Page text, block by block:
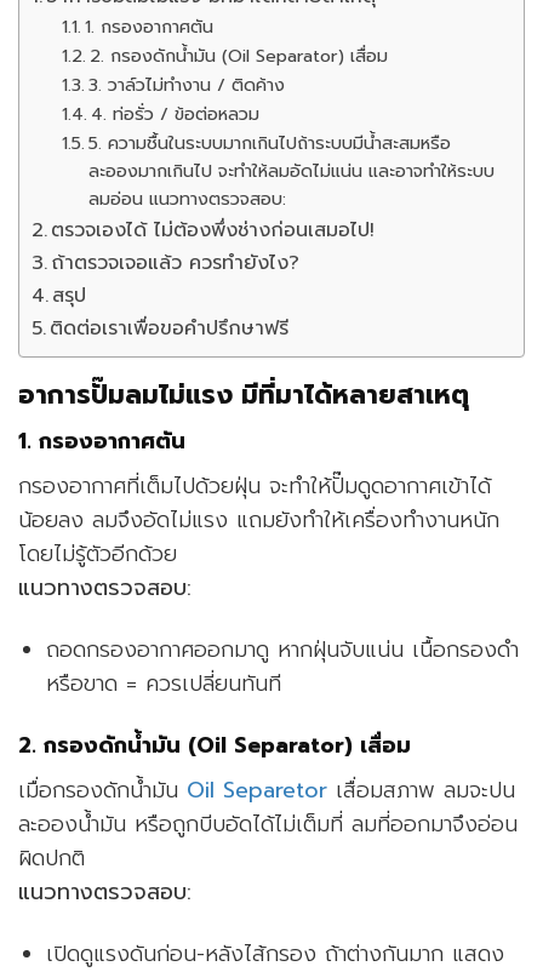
1. กรองอากาศตัน
2. กรองดักน้ำมัน (Oil Separator) เสื่อม
3. วาล์วไม่ทำงาน / ติดค้าง
4. ท่อรั่ว / ข้อต่อหลวม
5. ความชื้นในระบบมากเกินไปถ้าระบบมีน้ำสะสมหรือ
ละอองมากเกินไป จะทำให้ลมอัดไม่แน่น และอาจทำให้ระบบ
ลมอ่อน แนวทางตรวจสอบ:
ตรวจเองได้ ไม่ต้องพึ่งช่างก่อนเสมอไป!
ถ้าตรวจเจอแล้ว ควรทำยังไง?
สรุป
ติดต่อเราเพื่อขอคำปรึกษาฟรี
อาการปั๊มลมไม่แรง มีที่มาได้หลายสาเหตุ
1. กรองอากาศตัน
กรองอากาศที่เต็มไปด้วยฝุ่น จะทำให้ปั๊มดูดอากาศเข้าได้
น้อยลง ลมจึงอัดไม่แรง แถมยังทำให้เครื่องทำงานหนัก
โดยไม่รู้ตัวอีกด้วย
แนวทางตรวจสอบ:
ถอดกรองอากาศออกมาดู หากฝุ่นจับแน่น เนื้อกรองดำ
หรือขาด = ควรเปลี่ยนทันที
2. กรองดักน้ำมัน (Oil Separator) เสื่อม
เมื่อกรองดักน้ำมัน Oil Separetor เสื่อมสภาพ ลมจะปน
ละอองน้ำมัน หรือถูกบีบอัดได้ไม่เต็มที่ ลมที่ออกมาจึงอ่อน
ผิดปกติ
แนวทางตรวจสอบ:
เปิดดูแรงดันก่อน-หลังไส้กรอง ถ้าต่างกันมาก แสดง